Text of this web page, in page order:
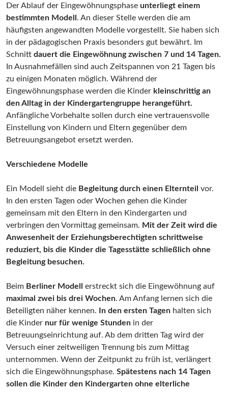
Der Ablauf der Eingewöhnungsphase unterliegt einem
bestimmten Modell . An dieser Stelle werden die am
häufigsten angewandten Modelle vorgestellt. Sie haben sich
in der pädagogischen Praxis besonders gut bewährt. Im
Schnitt dauert die Eingewöhnung zwischen 7 und 14 Tagen.
In Ausnahmefällen sind auch Zeitspannen von 21 Tagen bis
zu einigen Monaten möglich. Während der
Eingewöhnungsphase werden die Kinder kleinschrittig an
den Alltag in der Kindergartengruppe herangeführt.
Anfängliche Vorbehalte sollen durch eine vertrauensvolle
Einstellung von Kindern und Eltern gegenüber dem
Betreuungsangebot ersetzt werden.
Verschiedene Modelle
Ein Modell sieht die Begleitung durch einen Elternteil vor.
In den ersten Tagen oder Wochen gehen die Kinder
gemeinsam mit den Eltern in den Kindergarten und
verbringen den Vormittag gemeinsam. Mit der Zeit wird die
Anwesenheit der Erziehungsberechtigten schrittweise
reduziert, bis die Kinder die Tagesstätte schließlich ohne
Begleitung besuchen.
Beim Berliner Modell
erstreckt sich die Eingewöhnung auf
maximal zwei bis drei Wochen. Am Anfang lernen sich die
Beteiligten näher kennen.
In den ersten Tagen halten sich
die Kinder nur für wenige Stunden in der
Betreuungseinrichtung auf. Ab dem dritten Tag wird der
Versuch einer zeitweiligen Trennung bis zum Mittag
unternommen. Wenn der Zeitpunkt zu früh ist, verlängert
sich die Eingewöhnungsphase. Spätestens nach 14 Tagen
sollen die Kinder den Kindergarten ohne elterliche